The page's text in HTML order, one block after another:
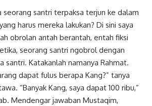
seorang santri terpaksa terjun ke dalam
harus mereka lakukan? Di sini saya
obrolan antah berantah, entah fiksi
seorang santri ngobrol dengan
santri. Katakanlah namanya Rahmat.
dapat fulus berapa Kang?” tanya
“Banyak Kang, saya dapat 100 ribu,”
Mendengar jawaban Mustaqim,